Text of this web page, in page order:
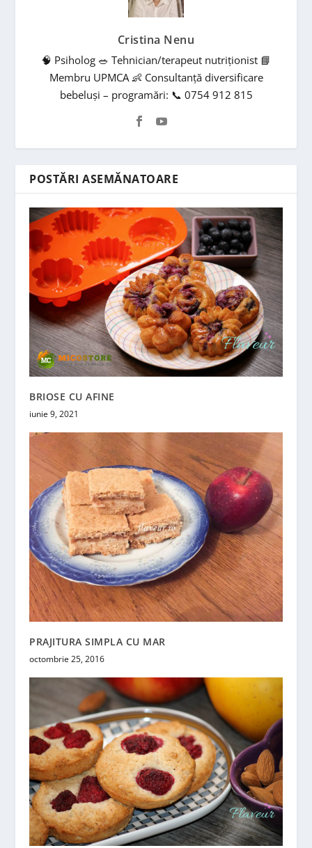
Cristina Nenu
🧠 Psiholog 🥗 Tehnician/terapeut nutriționist 📘
Membru UPMCA 👶 Consultanță diversificare
bebeluși – programări: 📞 0754 912 815
POSTĂRI ASEMĂNATOARE
BRIOSE CU AFINE
iunie 9, 2021
PRAJITURA SIMPLA CU MAR
octombrie 25, 2016